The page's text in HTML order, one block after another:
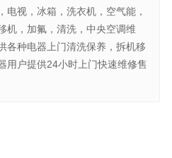
电视，冰箱，洗衣机，空气能，
机，加氟，清洗，中央空调维
各种电器上门清洗保养，拆机移
用户提供24小时上门快速维修售